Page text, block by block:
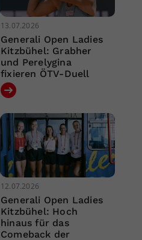
13.07.2026
Generali Open Ladies
Kitzbühel: Grabher
und Perelygina
fixieren ÖTV-Duell
12.07.2026
Generali Open Ladies
Kitzbühel: Hoch
hinaus für das
Comeback der